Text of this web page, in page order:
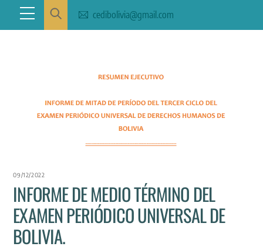
content
Menu cedibolivia@gmail.com
09/12/2022
INFORME DE MEDIO TÉRMINO DEL
EXAMEN PERIÓDICO UNIVERSAL DE
BOLIVIA.